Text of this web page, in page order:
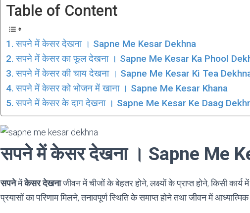
Table of Content
सपने में केसर देखना । Sapne Me Kesar Dekhna
सपने में केसर का फूल देखना । Sapne Me Kesar Ka Phool
सपने में केसर की चाय देखना । Sapne Me Kesar Ki Tea
सपने में केसर को भोजन में खाना । Sapne Me Kesar Khana
सपने में केसर के दाग देखना । Sapne Me Kesar Ke Daag
सपने में केसर देखना । Sapne Me
सपनेमेंकेसर देखनाजीवन में चीजों के बेहतर होने, लक्ष्यों के प्राप्त होने, किसी
प्रयासों का परिणाम मिलने, तनावपूर्ण स्थिति के समाप्त होने तथा जीवन में